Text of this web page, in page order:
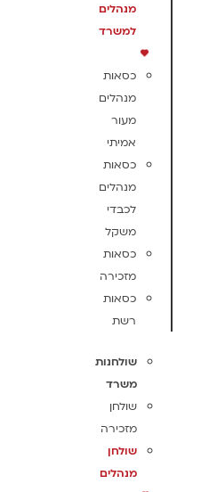
מנהלים
למשרד
כסאות
מנהלים
מעור
אמיתי
כסאות
מנהלים
לכבדי
משקל
כסאות
מזכירה
כסאות
רשת
שולחנות
משרד
שולחן
מזכירה
שולחן
מנהלים